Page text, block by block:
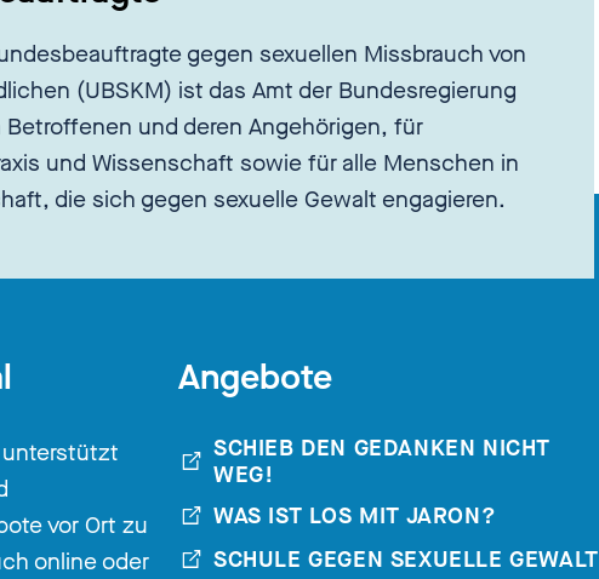
gegen sexuellen Missbrauch von
(UBSKM) ist das Amt der Bundesregierung
Betroffenen und deren Angehörigen, für
und Wissenschaft sowie für alle Menschen in
die sich gegen sexuelle Gewalt engagieren.
unterstützt
vor Ort zu
online oder
Angebote
SCHIEB DEN GEDANKEN NICHT
WEG!
WAS IST LOS MIT JARON?
SCHULE GEGEN SEXUELLE GEWALT